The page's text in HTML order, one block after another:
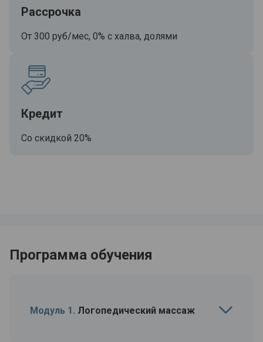
Рассрочка
От 300 руб/мес, 0% с халва, долями
Кредит
Со скидкой 20%
Программа обучения
Модуль 1. Логопедический массаж